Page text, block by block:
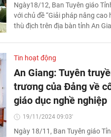
Ngày18/12, Ban Tuyên giáo
với chủ đề “Giải pháp nâng
thù địch trên địa bàn tỉnh An
Tin hoạt động
An Giang: Tuyên
trương của Đảng về
giáo dục nghề nghiệp
19/11/2024 09:03'
Ngày 18/11, Ban Tuyên giáo